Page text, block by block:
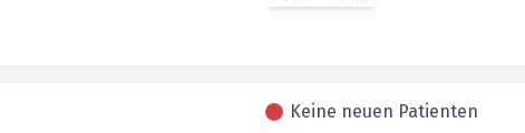
Keine neuen Patienten